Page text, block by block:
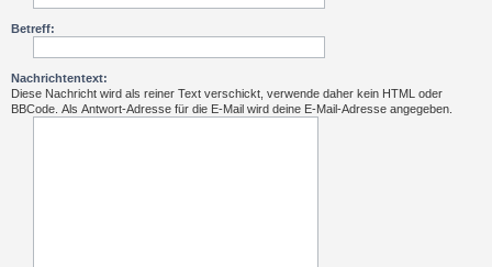
Betreff:
Nachrichtentext:
Diese Nachricht wird als reiner Text verschickt, verwende daher kein HTML oder
BBCode. Als Antwort-Adresse für die E-Mail wird deine E-Mail-Adresse angegeben.